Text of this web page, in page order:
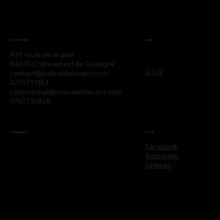
439 route de la gare
84470 Châteauneuf de Gadagne
contact@pinkrabbitevent.com
0775711354
commercial@pinkrabbitevent.com
0767735828
Coordonnées
C.G.V
Legal
Partenaires
Facebook
Instagram
Linkedin
Social